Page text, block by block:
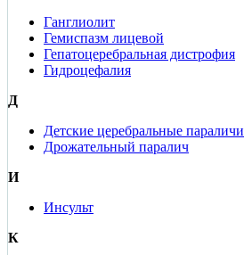
Ганглиолит
Гемиспазм лицевой
Гепатоцеребральная дистрофия
Гидроцефалия
Д
Детские церебральные параличи
Дрожательный паралич
И
Инсульт
К